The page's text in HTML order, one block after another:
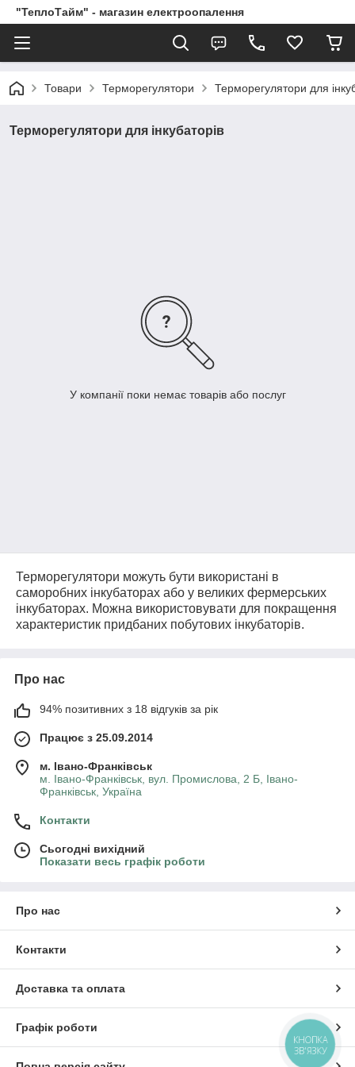
"ТеплоТайм" - магазин електроопалення
Товари Терморегулятори Терморегулятори для
Терморегулятори для інкубаторів
У компанії поки немає товарів або послуг
Терморегулятори можуть бути використані в
саморобних інкубаторах або у великих фермерських
інкубаторах. Можна використовувати для покращення
характеристик придбаних побутових інкубаторів.
Про нас
94% позитивних з 18 відгуків за рік
Працює з 25.09.2014
м. Івано-Франківськ
м. Івано-Франківськ, вул. Промислова, 2 Б, Івано-
Франківськ, Україна
Контакти
Сьогодні вихідний
Показати весь графік роботи
Про нас
Контакти
Доставка та оплата
Графік роботи
КНОПКА
ЗВ'ЯЗКУ